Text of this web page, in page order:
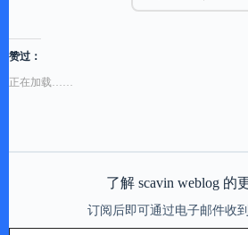
赞过：
正在加载……
了解 scavin weblog 的
订阅后即可通过电子邮件收
输入您的电子邮件…